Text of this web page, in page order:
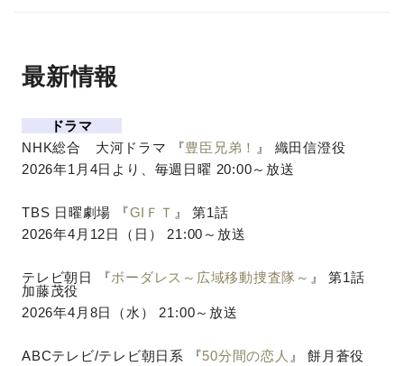
最新情報
ドラマ
NHK総合 大河ドラマ 『豊臣兄弟！
』 織田信澄役
2026年1月4日より、毎週日曜 20:00～放送
TBS 日曜劇場 『GIＦＴ 』 第1話
2026年4月12日（日） 21:00～放送
テレビ朝日 『ボーダレス～広域移動捜査隊～ 』 第1話
加藤茂役
2026年4月8日（水） 21:00～放送
ABCテレビ/テレビ朝日系 『50分間の恋人 』 餅月蒼役